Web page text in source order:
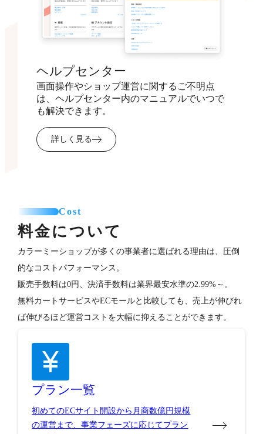
ヘルプセンター
画面操作やショップ運営に関するご不明点
は、ヘルプセンター内のマニュアルでいつで
も解決できます。
詳しく見る
Cost
料金について
カラーミーショップが多くの事業者に選ばれる理由は、圧倒
的なコストパフォーマンス。
販売手数料は0円、決済手数料は業界最安水準の2.99%～。
無料カートサービスやECモールと比較しても、売上が伸びれ
ば伸びるほど運営コストを大幅に抑えることができます。
プラン一覧
初めてのECサイト開設から月商数億円規模
の運営まで、事業フェーズに応じてプラン